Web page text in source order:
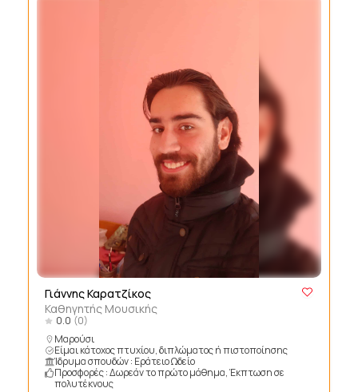
Γιάννης Καρατζίκος
Καθηγητής Μουσικής
0.0 (0)
Μαρούσι
Είμαι κάτοχος πτυχίου, διπλώματος ή πιστοποίησης
Ίδρυμα σπουδών : Εράτειο Ωδείο
Προσφορές : Δωρεάν το πρώτο μάθημα, Έκπτωση σε
πολυτέκνους